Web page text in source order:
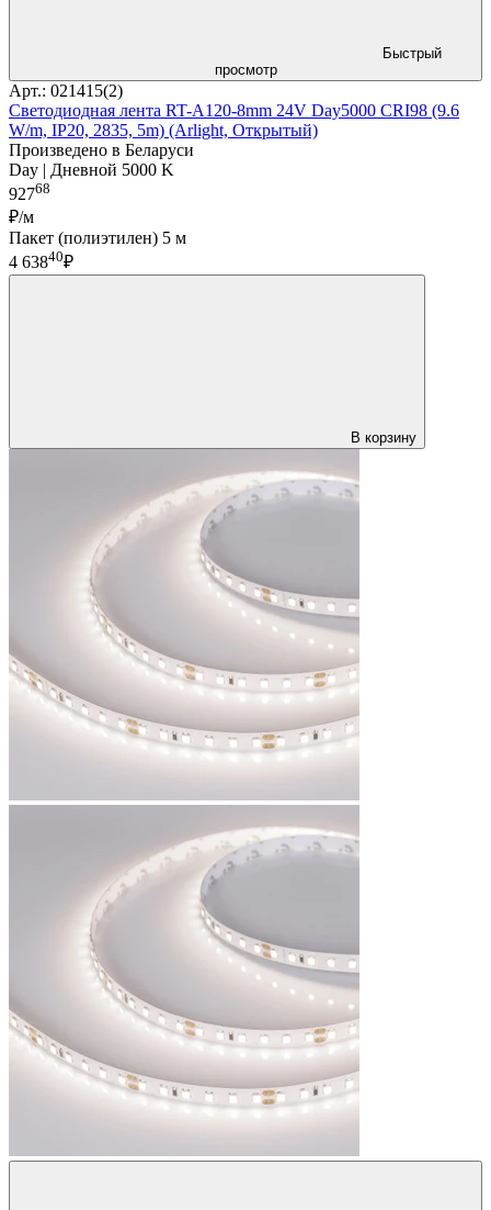
Быстрый
просмотр
Арт.: 021415(2)
Светодиодная лента RT-A120-8mm 24V Day5000 CRI98 (9.6
W/m, IP20, 2835, 5m) (Arlight, Открытый)
Произведено в Беларуси
Day | Дневной 5000 K
92768
₽/м
Пакет (полиэтилен) 5 м
4 63840₽
В корзину